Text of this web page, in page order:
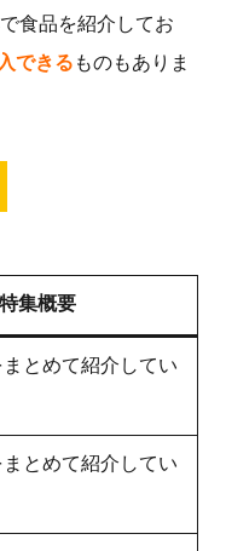
食品を紹介してお
できるものもありま
特集概要
とめて紹介してい
とめて紹介してい